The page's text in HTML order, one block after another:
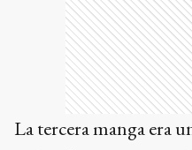
La tercera manga era